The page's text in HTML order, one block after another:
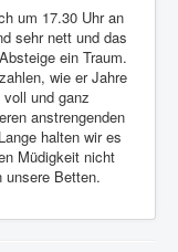
um 17.30 Uhr an
sehr nett und das
ein Traum.
wie er Jahre
und ganz
anstrengenden
halten wir es
Müdigkeit nicht
unsere Betten.